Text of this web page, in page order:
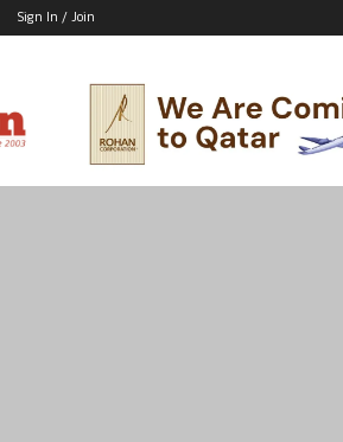
Sign In / Join